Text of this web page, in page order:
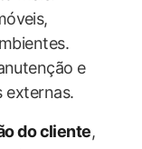
e
externas.
do cliente,